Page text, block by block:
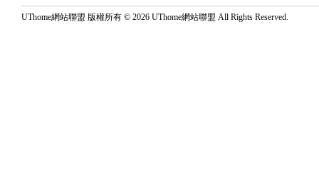
UThome網站聯盟 版權所有 © 2026 UThome網站聯盟 All Rights Reserved.